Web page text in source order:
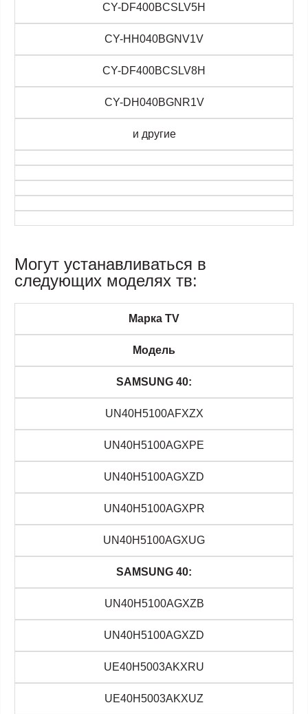
CY-DF400BCSLV5H
CY-HH040BGNV1V
CY-DF400BCSLV8H
CY-DH040BGNR1V
и другие
Могут устанавливаться в
следующих моделях тв:
Марка TV
Модель
SAMSUNG 40:
UN40H5100AFXZX
UN40H5100AGXPE
UN40H5100AGXZD
UN40H5100AGXPR
UN40H5100AGXUG
SAMSUNG 40:
UN40H5100AGXZB
UN40H5100AGXZD
UE40H5003AKXRU
UE40H5003AKXUZ